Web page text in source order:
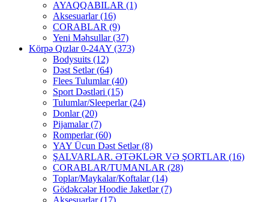
AYAQQABILAR (1)
Aksesuarlar(16)
CORABLAR (9)
Yeni Məhsullar(37)
Körpə Qızlar 0-24AY (373)
Bodysuits (12)
Dəst Setlər(64)
Flees Tulumlar(40)
Sport Dəstləri (15)
Tulumlar/Sleeperlar(24)
Donlar(20)
Pijamalar(7)
Romperlar(60)
YAY Ücun Dəst Setlər(8)
ŞALVARLAR. ƏTƏKLƏR VƏ ŞORTLAR (16)
CORABLAR/TUMANLAR (28)
Toplar/Maykalar/Koftalar(14)
Gödəkcələr Hoodie Jaketlər(7)
Aksesuarlar(17)